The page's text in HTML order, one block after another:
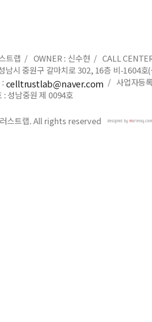
스트랩 / OWNER : 신수현 / CALL
남시 중원구 갈마치로 302, 16층 비-1604
celltrustlab@naver.com / 사업자등
: 성남중원 제 0094호
스트랩. All rights reserved